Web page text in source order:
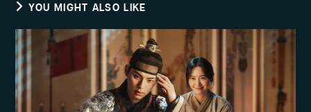
YOU MIGHT ALSO LIKE